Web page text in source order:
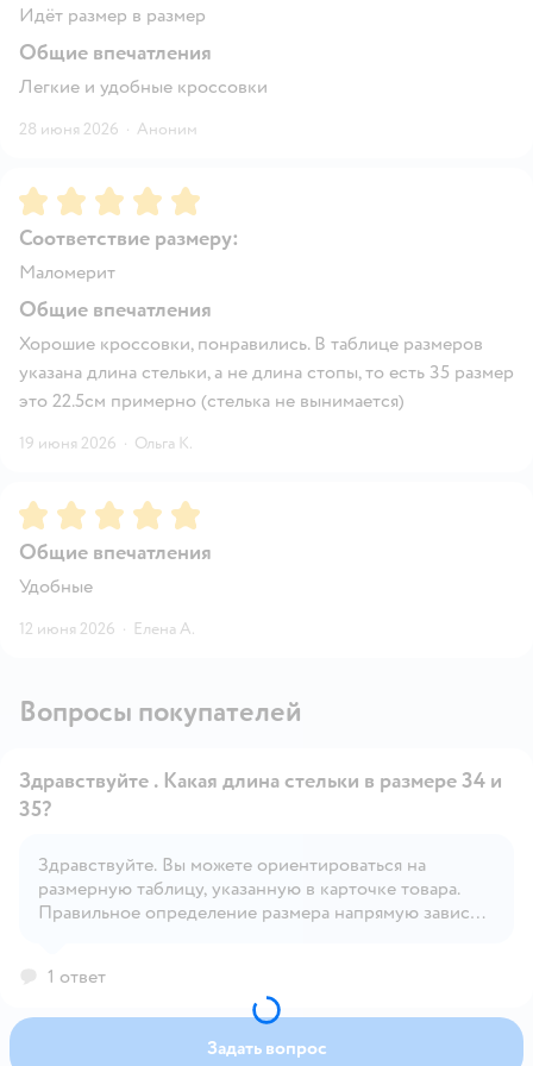
Идёт размер в размер
Общие впечатления
Легкие и удобные кроссовки
28 июня 2026 · Аноним
Рейтинг:5
Соответствие размеру:
Маломерит
Общие впечатления
Хорошие кроссовки, понравились. В таблице размеров
указана длина стельки, а не длина стопы, то есть 35 размер
это 22.5см примерно (стелька не вынимается)
19 июня 2026 · Ольга К.
Рейтинг:5
Общие впечатления
Удобные
12 июня 2026 · Елена А.
Вопросы покупателей
Открыть вопрос
Здравствуйте . Какая длина стельки в размере 34 и
35?
Здравствуйте. Вы можете ориентироваться на
размерную таблицу, указанную в карточке товара.
Правильное определение размера напрямую зависит
1 ответ
Задать вопрос